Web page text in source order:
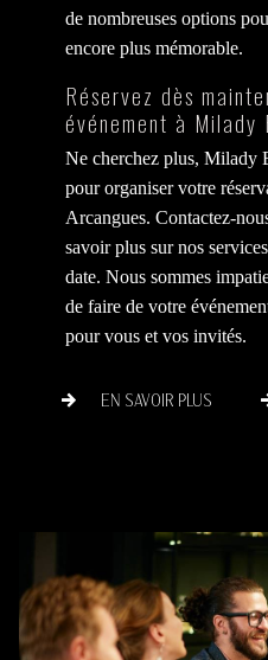
de nombreuses options
encore plus mémorable.
Réservez dès
événement à Milady
Ne cherchez plus, Milady
pour organiser votre
Arcangues. Contactez-
savoir plus sur nos
date. Nous sommes
de faire de votre
pour vous et vos invités.
EN SAVOIR PLUS